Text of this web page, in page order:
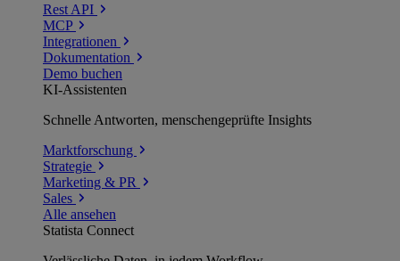
Rest API
MCP
Integrationen
Dokumentation
Demo buchen
KI-Assistenten
Schnelle Antworten, menschengeprüfte Insights
Marktforschung
Strategie
Marketing & PR
Sales
Alle ansehen
Statista Connect